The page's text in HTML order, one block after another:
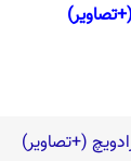
(+تصاویر)